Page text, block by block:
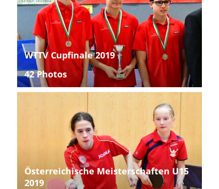
WTTV Cupfinale 2019
42 Photos
Österreichische Meisterschaften U15
2019